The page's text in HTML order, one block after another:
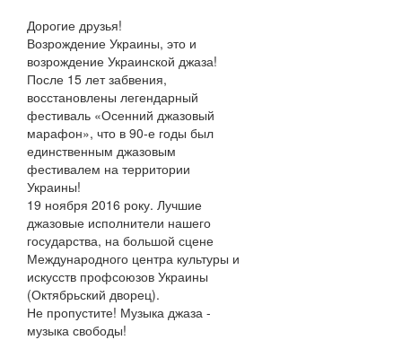
Дорогие друзья!
Возрождение Украины, это и
возрождение Украинской джаза!
После 15 лет забвения,
восстановлены легендарный
фестиваль «Осенний джазовый
марафон», что в 90-е годы был
единственным джазовым
фестивалем на территории
Украины!
19 ноября 2016 року. Лучшие
джазовые исполнители нашего
государства, на большой сцене
Международного центра культуры и
искусств профсоюзов Украины
(Октябрьский дворец).
Не пропустите! Музыка джаза -
музыка свободы!